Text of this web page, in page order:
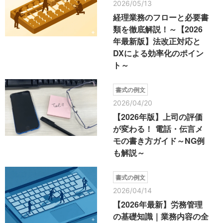
2026/05/13
経理業務のフローと必要書
類を徹底解説！～【2026
年最新版】法改正対応と
DXによる効率化のポイン
ト～
書式の例文
2026/04/20
【2026年版】上司の評価
が変わる！ 電話・伝言メ
モの書き方ガイド～NG例
も解説～
書式の例文
2026/04/14
【2026年最新】労務管理
の基礎知識｜業務内容の全